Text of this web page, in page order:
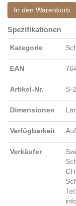
In den Warenkorb
Spezifikationen
Kategorie
EAN
Artikel-Nr. S-
Dimensionen
Verfügbarkeit
Verkäufer